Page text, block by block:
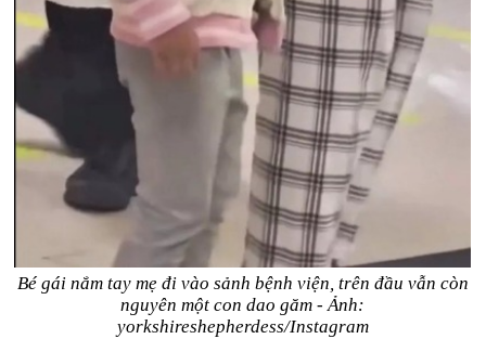
Bé gái nắm tay mẹ đi vào sảnh bệnh viện, trên đầu vẫn còn
nguyên một con dao găm - Ảnh:
yorkshireshepherdess/Instagram